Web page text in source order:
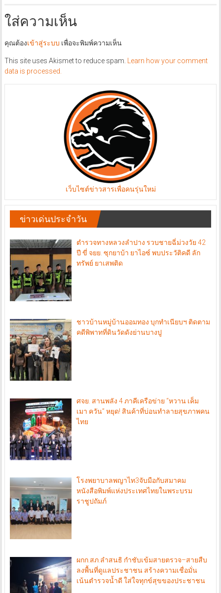
ใส่ความเห็น
คุณต้องเข้าสู่ระบบ เพื่อจะพิมพ์ความเห็น
This site uses Akismet to reduce spam.
Learn how your comment
data is processed.
เว็บไซต์ข่าวสารเพื่อคนรุ่นใหม่
ข่าวเด่นประจำวัน
ตำรวจทางหลวงลำปาง รวบชายฉี่ม่วงวัย 42
ปี ขี่ จยย. ซุกยาบ้า ยาไอซ์ พบประวัติคดี ลัก
ทรัพย์ ยาเสพติด
ชาวบ้านหมู่บ้านออมทอง บุกทำเนียบฯ ติดตาม
คดีพิพาทที่ดินวัดดังย่านบางปู
ศจย. สานพลัง 4 ภาคีเครือข่าย “หวาน เค็ม
เมา ควัน” หยุด! สินค้าที่บ่อนทำลายสุขภาพคน
ไทย
โรงพยาบาลพญาไท3จับมือกับสมาคม
หนังสือพิมพ์แห่งประเทศไทยในพระบรม
ราชูปถัมภ์
ผกก.สภ.ลำสนธิ กำชับเข้มสายตรวจ–สายสืบ
ลงพื้นที่ดูแลประชาชน สร้างความเชื่อมั่น
เน้นตำรวจน้ำดี ใส่ใจทุกข์สุขของประชาชน